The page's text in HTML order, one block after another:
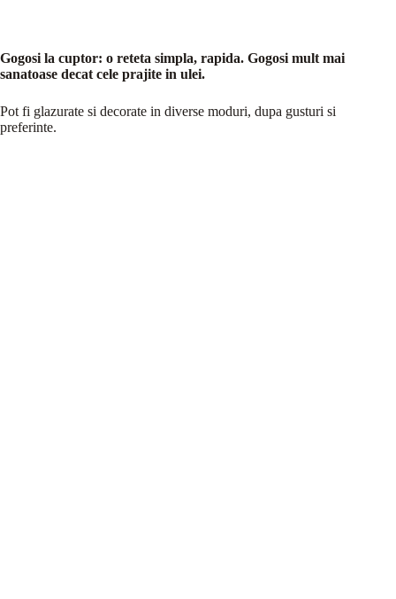
Gogosi la cuptor: o reteta simpla, rapida. Gogosi mult mai
sanatoase decat cele prajite in ulei.
Pot fi glazurate si decorate in diverse moduri, dupa gusturi si
preferinte.